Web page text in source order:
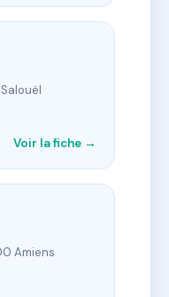
Voir la fiche →
Amiens